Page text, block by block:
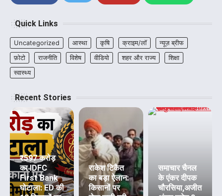
Quick Links
Uncategorized आस्था कृषि क्राइम/लॉ
न्यूज़ ब्रीफ
फ़ोटो
राजनीति विशेष वीडियो शहर और राज्य
शिक्षा
स्वास्थ्य
Recent Stories
₹597 करोड़
का IDFC
First Bank
घोटाला: ED की
राकेश टिकैत
का बड़ा ऐलान:
किसानों पर
समाचार चैनल
के एंकर दीपक
चौरसिया,अजीत